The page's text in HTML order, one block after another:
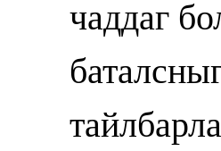
чаддаг